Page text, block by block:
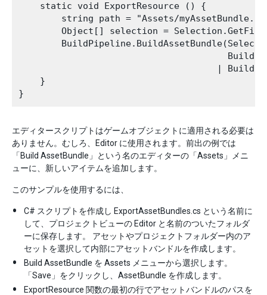
    static void ExportResource () {
string path = "Assets/
Object[] selection =
|
    }
エディタースクリプトはゲームオブジェクトに適用される必要は
ありません。むしろ、Editor に使用されます。前出の例では
「Build AssetBundle」という名のエディターの「Assets」メニ
ューに、新しいアイテムを追加します。
このサンプルを使用するには、
C# スクリプトを作成し ExportAssetBundles.cs という名前に
して、プロジェクトビューの Editor と名前のついたフォルダ
ーに保存します。 アセットやプロジェクトフォルダー内のア
セットを選択して内部にアセットバンドルを作成します。
Build AssetBundle を Assets メニューから選択します。
「Save」をクリックし、AssetBundle を作成します。
ExportResource 関数の最初の行でアセットバンドルのパスを